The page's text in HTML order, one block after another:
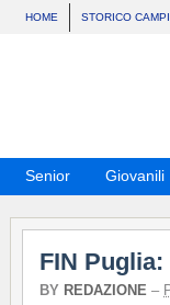
HOME STORICO
Senior Giovanili
FIN
BY REDAZIONE –